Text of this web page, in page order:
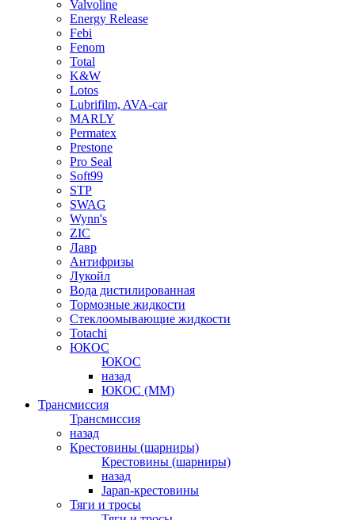
Valvoline
Energy Release
Febi
Fenom
Total
K&W
Lotos
Lubrifilm, AVA-car
MARLY
Permatex
Prestone
Pro Seal
Soft99
STP
SWAG
Wynn's
ZIC
Лавр
Антифризы
Лукойл
Вода дистилированная
Тормозные жидкости
Стеклоомывающие жидкости
Totachi
ЮКОС
ЮКОС
назад
ЮКОС (ММ)
Трансмиссия
Трансмиссия
назад
Крестовины (шарниры)
Крестовины (шарниры)
назад
Japan-крестовины
Тяги и тросы